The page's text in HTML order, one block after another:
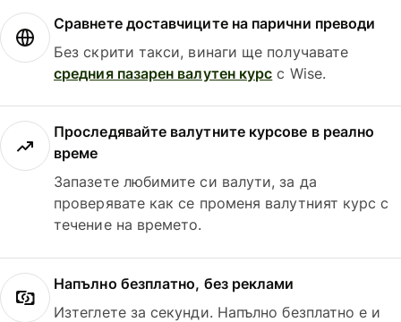
Сравнете доставчиците на парични преводи
Без скрити такси, винаги ще получавате
средния пазарен валутен курс с Wise.
Проследявайте валутните курсове в реално
време
Запазете любимите си валути, за да
проверявате как се променя валутният курс с
течение на времето.
Напълно безплатно, без реклами
Изтеглете за секунди. Напълно безплатно е и